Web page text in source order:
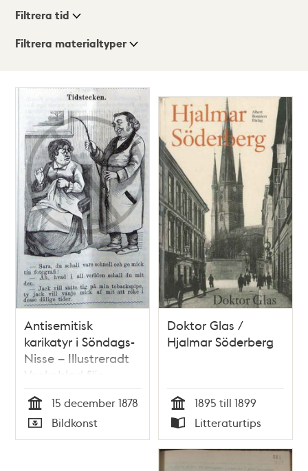
Visningsläge
Filtrera tid
Filtrera materialtyper
Antisemitisk
karikatyr i Söndags-
Nisse – Illustreradt
Veckoblad för
Skämt, Humor och
Satir, nr 50, den 15
december 1878
Tid
15 december 1878
Typ
Bildkonst
Doktor Glas /
Hjalmar Söderberg
Tid
1895 till 1899
Typ
Litteraturtips